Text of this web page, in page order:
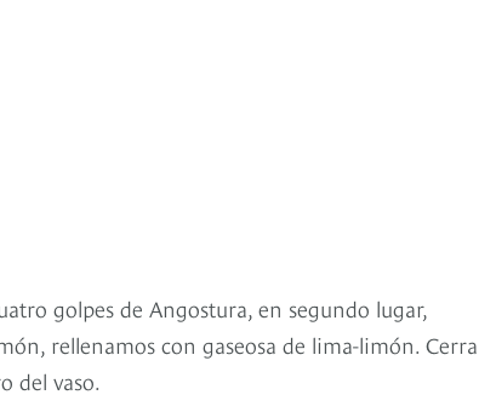
golpes de Angostura, en segundo lugar,
rellenamos con gaseosa de lima-limón.
del vaso.